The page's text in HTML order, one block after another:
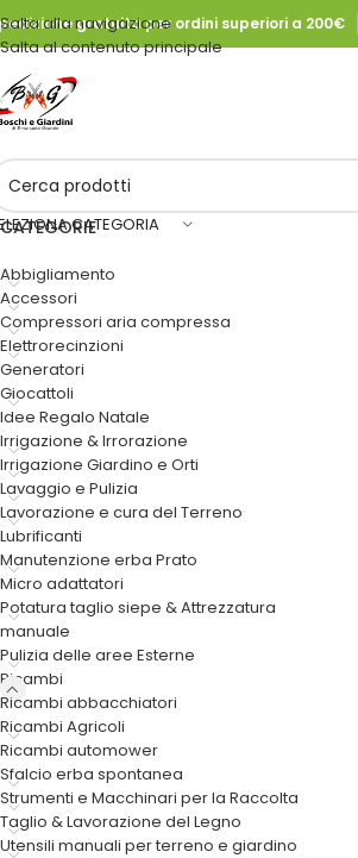
Salta alla navigazione
Salta al contenuto principale
gratuita per ordini superiori a 200€
CATEGORIA
CATEGORIE
Abbigliamento
Accessori
Compressori aria compressa
Elettrorecinzioni
Generatori
Giocattoli
Idee Regalo Natale
Irrigazione & Irrorazione
Irrigazione Giardino e Orti
Lavaggio e Pulizia
Lavorazione e cura del Terreno
Lubrificanti
Manutenzione erba Prato
Micro adattatori
Potatura taglio siepe & Attrezzatura
manuale
Pulizia delle aree Esterne
Ricambi
Ricambi abbacchiatori
Ricambi Agricoli
Ricambi automower
Sfalcio erba spontanea
Strumenti e Macchinari per la Raccolta
Taglio & Lavorazione del Legno
Utensili manuali per terreno e giardino